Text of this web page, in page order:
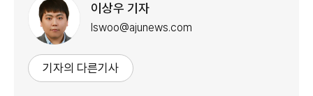
이상우 기자
lswoo@ajunews.com
기자의 다른기사